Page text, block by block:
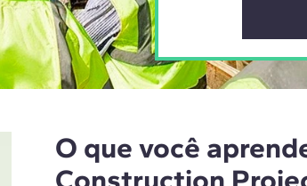
O que você